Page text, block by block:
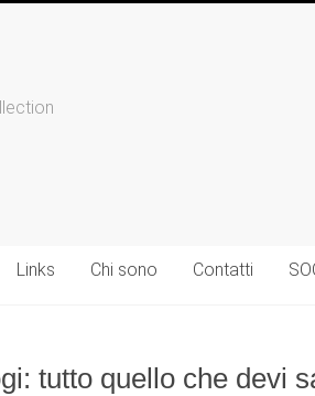
Links Chi sono Contatti
tutto quello che devi